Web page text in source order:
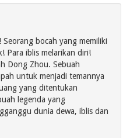
bocah yang memiliki
Para iblis melarikan diri!
Dong Zhou. Sebuah
untuk menjadi temannya
yang ditentukan
legenda yang
dunia dewa, iblis dan